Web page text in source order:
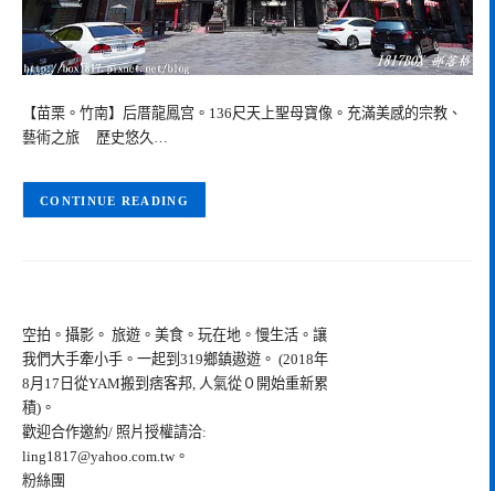
【苗栗。竹南】后厝龍鳳宫。136尺天上聖母寶像。充滿美感的宗教、
藝術之旅 歷史悠久…
CONTINUE READING
空拍。攝影。 旅遊。美食。玩在地。慢生活。讓
我們大手牽小手。一起到319鄉鎮遨遊。 (2018年
8月17日從YAM搬到痞客邦, 人氣從０開始重新累
積)。
歡迎合作邀約/ 照片授權請洽:
ling1817@yahoo.com.tw。
粉絲團